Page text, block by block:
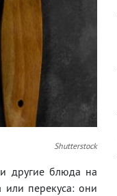
Shutterstock
другие блюда на
перекуса: они